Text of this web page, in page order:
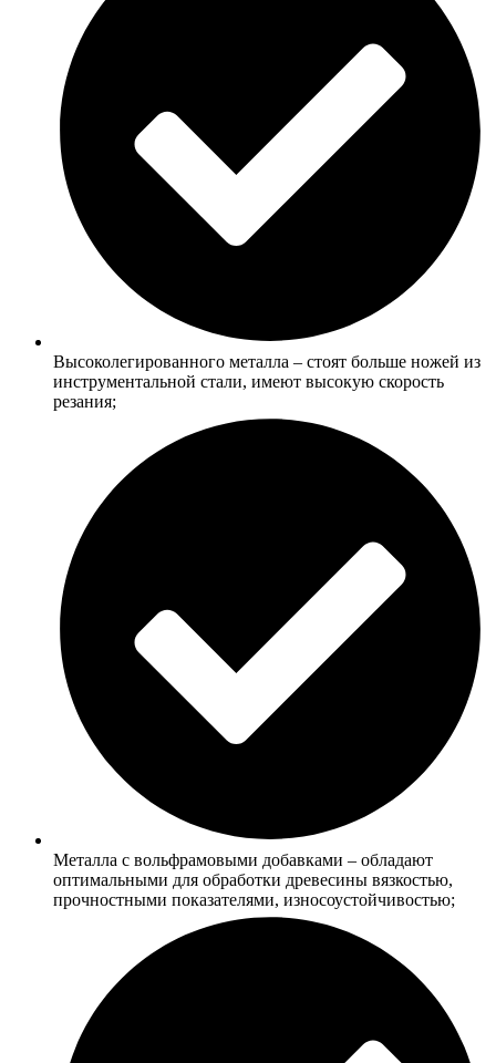
Высоколегированного металла – стоят больше ножей из
инструментальной стали, имеют высокую скорость
резания;
Металла с вольфрамовыми добавками – обладают
оптимальными для обработки древесины вязкостью,
прочностными показателями, износоустойчивостью;